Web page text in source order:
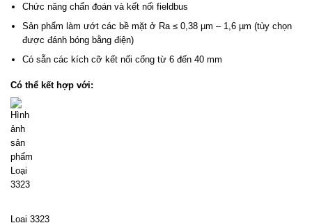
Chức năng chẩn đoán và kết nối fieldbus
Sản phẩm làm ướt các bề mặt ở Ra ≤ 0,38 µm – 1,6 µm (tùy chọn
được đánh bóng bằng điện)
Có sẵn các kích cỡ kết nối cổng từ 6 đến 40 mm
Có thể kết hợp với:
Loại 3323